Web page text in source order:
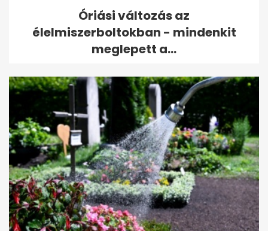
Óriási változás az
élelmiszerboltokban - mindenkit
meglepett a...